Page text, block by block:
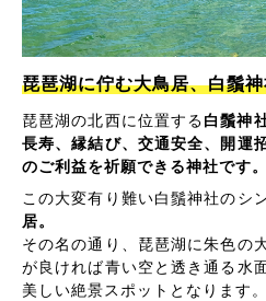
琵琶湖に佇む大鳥居、白鬚
琵琶湖の北西に位置する白鬚神
長寿、縁結び、交通安全、開運
のご利益を祈願できる神社です。
この大変有り難い白鬚神社のシ
居。
その名の通り、琵琶湖に朱色の
が良ければ青い空と透き通る水
美しい絶景スポットとなります。